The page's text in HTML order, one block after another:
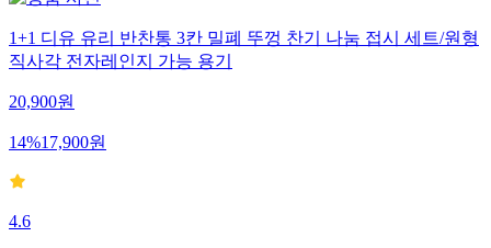
1+1 디유 유리 반찬통 3칸 밀폐 뚜껑 찬기 나눔 접시 세트/원형
직사각 전자레인지 가능 용기
20,900원
14%17,900원
4.6